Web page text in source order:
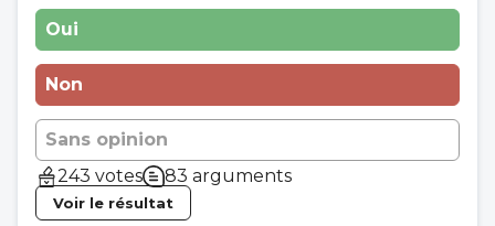
Oui
Non
Sans opinion
243 votes
83 arguments
Voir le résultat